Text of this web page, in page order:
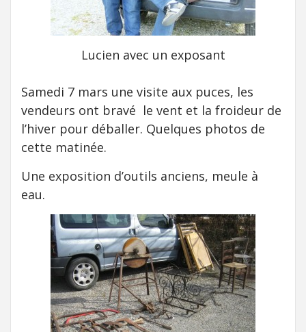
Lucien avec un exposant
Samedi 7 mars une visite aux puces, les
vendeurs ont bravé le vent et la froideur de
l’hiver pour déballer. Quelques photos de
cette matinée.
Une exposition d’outils anciens, meule à
eau.